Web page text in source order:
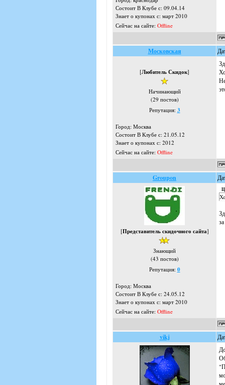
Состоит В Клубе с: 09.04.14
Знает о купонах с: март 2010
Сейчас на сайте: Offline
Московская
[Любитель Скидок]
Начинающий
(29 постов)
Репутация: 3
Город: Москва
Состоит В Клубе с: 21.05.12
Знает о купонах с: 2012
Сейчас на сайте: Offline
Groupon
[Представитель скидочного сайта]
Знающий
(43 постов)
Репутация: 0
Город: Москва
Состоит В Клубе с: 24.05.12
Знает о купонах с: март 2010
Сейчас на сайте: Offline
vikj